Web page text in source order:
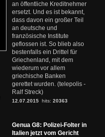
an öffentliche Kreditnehmer
ersetzt. Und es ist bekannt,
dass davon ein großer Teil
an deutsche und
französische Institute
geflossen ist. So blieb also
bestenfalls ein Drittel für
Griechenland, mit dem
wiederum vor allem
griechische Banken
gerettet wurden. (telepolis -
Ralf Streck)
12.07.2015 hits: 20363
Genua G8: Polizei-Folter in
Italien jetzt vom Gericht